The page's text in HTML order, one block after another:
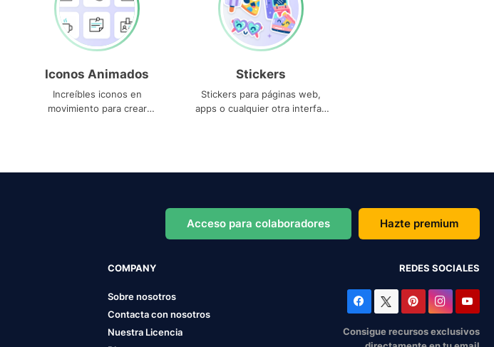
Iconos Animados
Increíbles iconos en
movimiento para crear
Stickers
Stickers para páginas web,
apps o cualquier otra interfaz
Acceso para colaboradores Hazte premium
COMPANY
Sobre nosotros
Contacta con nosotros
Nuestra Licencia
REDES SOCIALES
Consigue recursos exclusivos